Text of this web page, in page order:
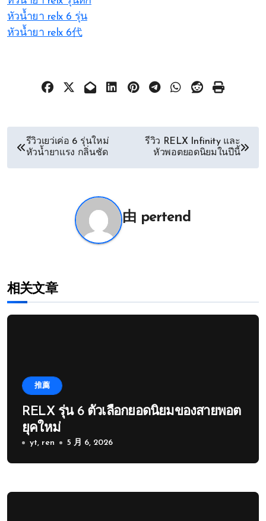
หัวน้ำยา relx 6 รุ่น
หัวน้ำยา relx 6代
文
章
รีวิวเยว่เค่อ 6 รุ่นใหม่
หัวน้ำยาแรง กลิ่นชัด
รีวิว RELX Infinity และ
หัวพอตยอดนิยมในปีนี้
由 pertend
相关文章
推薦
RELX รุ่น 6 ตัวเลือกยอดนิยมของสายพอต
ยุคใหม่
yt, ren 5 月 6, 2026